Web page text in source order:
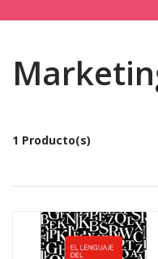
1 Producto(s)